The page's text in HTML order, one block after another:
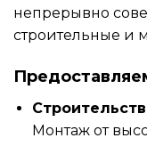
непрерывно
строительные и
Монтаж от